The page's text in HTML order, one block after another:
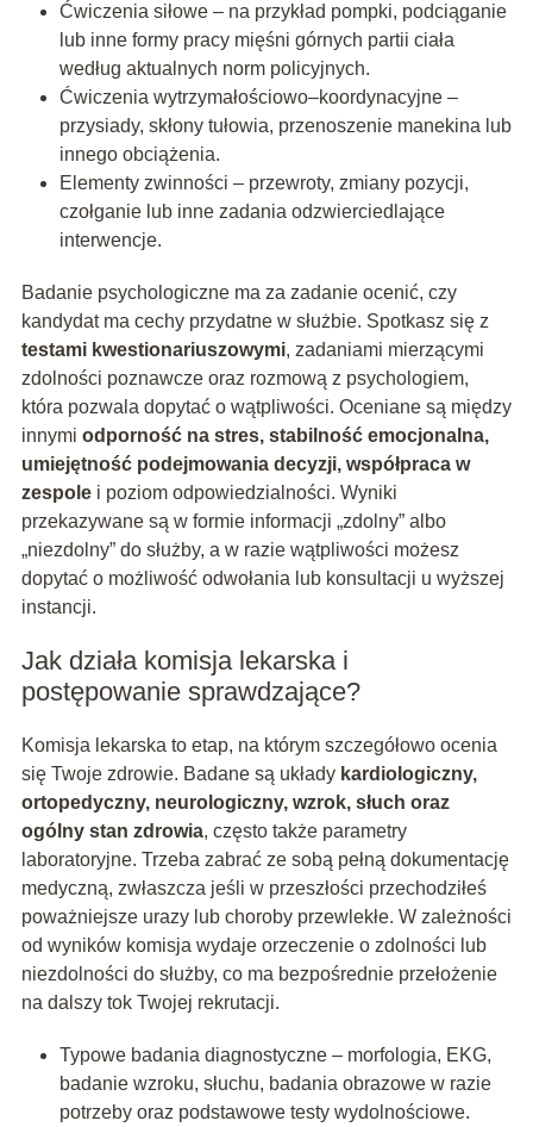
Ćwiczenia siłowe – na przykład pompki, podciąganie
lub inne formy pracy mięśni górnych partii ciała
według aktualnych norm policyjnych.
Ćwiczenia wytrzymałościowo–koordynacyjne –
przysiady, skłony tułowia, przenoszenie manekina lub
innego obciążenia.
Elementy zwinności – przewroty, zmiany pozycji,
czołganie lub inne zadania odzwierciedlające
interwencje.
Badanie psychologiczne ma za zadanie ocenić, czy
kandydat ma cechy przydatne w służbie. Spotkasz się z
testami kwestionariuszowymi, zadaniami mierzącymi
zdolności poznawcze oraz rozmową z psychologiem,
która pozwala dopytać o wątpliwości. Oceniane są między
innymi odporność na stres, stabilność emocjonalna,
umiejętność podejmowania decyzji, współpraca w
zespolei poziom odpowiedzialności. Wyniki
przekazywane są w formie informacji „zdolny” albo
„niezdolny” do służby, a w razie wątpliwości możesz
dopytać o możliwość odwołania lub konsultacji u wyższej
instancji.
Jak działa komisja lekarska i
postępowanie sprawdzające?
Komisja lekarska to etap, na którym szczegółowo ocenia
się Twoje zdrowie. Badane są układy kardiologiczny,
ortopedyczny, neurologiczny, wzrok, słuch oraz
ogólny stan zdrowia, często także parametry
laboratoryjne. Trzeba zabrać ze sobą pełną dokumentację
medyczną, zwłaszcza jeśli w przeszłości przechodziłeś
poważniejsze urazy lub choroby przewlekłe. W zależności
od wyników komisja wydaje orzeczenie o zdolności lub
niezdolności do służby, co ma bezpośrednie przełożenie
na dalszy tok Twojej rekrutacji.
Typowe badania diagnostyczne – morfologia, EKG,
badanie wzroku, słuchu, badania obrazowe w razie
potrzeby oraz podstawowe testy wydolnościowe.